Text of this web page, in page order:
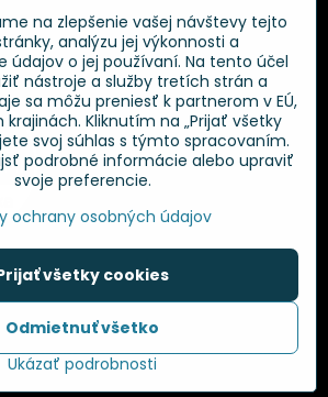
©2026Copyright
Zásady ochrany osobných údajov
pomocou:BiznisWeb.sk
na zlepšenie vašej návštevy tejto
analýzu jej výkonnosti a
údajov o jej používaní. Na tento účel
nástroje a služby tretích strán a
sa môžu preniesť k partnerom v EÚ,
krajinách. Kliknutím na „Prijať všetky
svoj súhlas s týmto spracovaním.
podrobné informácie alebo upraviť
svoje preferencie.
ochrany osobných údajov
Ukázať podrobnosti
všetky cookies
Odmietnuť všetko